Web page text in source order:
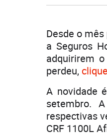
Desde o
a Seguros
adquirirem
perdeu,
A novidade
setembro.
respectivas
CRF 1100L